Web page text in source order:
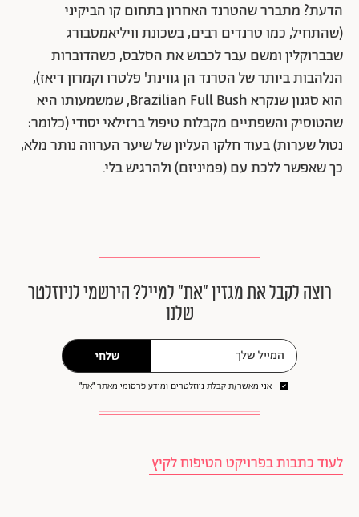
הדעת? מתברר שהטרנד האחרון בתחום קו הביקיני
(שהתחיל, כמו טרנדים רבים, בשכונת וויליאמסבורג
שבברוקלין ומשם עבר לכבוש את הסלבס, כשהדוברות
הנלהבות ביותר של הטרנד הן גווינת' פלטרו וקמרון דיאז),
הוא סגנון שנקרא Brazilian Full Bush, שמשמעותו היא
שהטוסיק והשפתיים מקבלות טיפול ברזילאי יסודי (כלומר:
נטול שערות) בעוד חלקו העליון של שיער הערווה נותר מלא,
כך שאפשר ללכת עם (פמיניזם) ולהרגיש בלי.
רוצה לקבל את מגזין ״את״ למייל? הירשמי לניוזלטר
שלנו
שלחי
אני מאשר/ת קבלת ניוזלטרים ומידע פרסומי מאתר ״את״
לעוד כתבות בפרויקט הטיפוח לקיץ